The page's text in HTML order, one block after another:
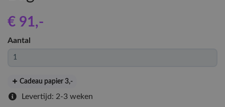
€ 91,-
Aantal
Cadeau papier 3,-
Levertijd: 2-3 weken